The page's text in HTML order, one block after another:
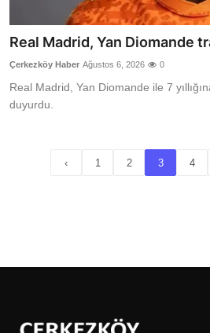
Real Madrid, Yan Diomande
Çerkezköy Haber Ağustos 6, 2026 0
Real Madrid, Yan Diomande ile 7
duyurdu.
‹ 1 2 3 4